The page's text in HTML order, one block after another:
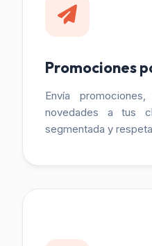
Promociones
Envía
novedades a tus
segmentada y